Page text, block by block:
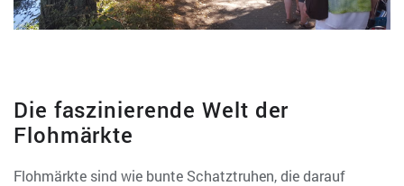
Die faszinierende Welt der
Flohmärkte
Flohmärkte sind wie bunte Schatztruhen, die darauf